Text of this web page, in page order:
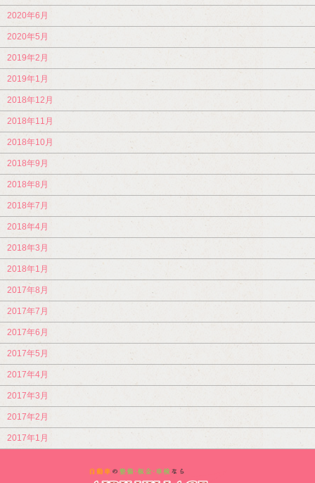
2020年6月
2020年5月
2019年2月
2019年1月
2018年12月
2018年11月
2018年10月
2018年9月
2018年8月
2018年7月
2018年4月
2018年3月
2018年1月
2017年8月
2017年7月
2017年6月
2017年5月
2017年4月
2017年3月
2017年2月
2017年1月